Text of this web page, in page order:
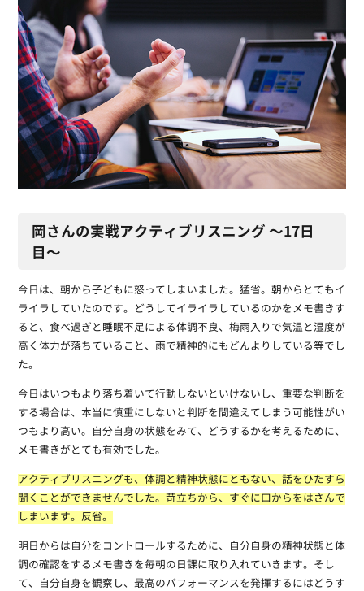
岡さんの実戦アクティブリスニング 〜17日
目〜
今日は、朝から子どもに怒ってしまいました。猛省。朝からとてもイ
ライラしていたのです。どうしてイライラしているのかをメモ書きす
ると、食べ過ぎと睡眠不足による体調不良、梅雨入りで気温と湿度が
高く体力が落ちていること、雨で精神的にもどんよりしている等でし
た。
今日はいつもより落ち着いて行動しないといけないし、重要な判断を
する場合は、本当に慎重にしないと判断を間違えてしまう可能性がい
つもより高い。自分自身の状態をみて、どうするかを考えるために、
メモ書きがとても有効でした。
アクティブリスニングも、体調と精神状態にともない、話をひたすら
聞くことができませんでした。苛立ちから、すぐに口からをはさんで
しまいます。反省。
明日からは自分をコントロールするために、自分自身の精神状態と体
調の確認をするメモ書きを毎朝の日課に取り入れていきます。そし
て、自分自身を観察し、最高のパフォーマンスを発揮するにはどうす